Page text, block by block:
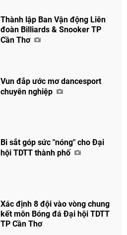
Thành lập Ban Vận động Liên
đoàn Billiards & Snooker TP
Cần Thơ
Vun đắp ước mơ dancesport
chuyên nghiệp
Bi sắt góp sức "nóng" cho Đại
hội TDTT thành phố
Xác định 8 đội vào vòng chung
kết môn Bóng đá Đại hội TDTT
TP Cần Thơ